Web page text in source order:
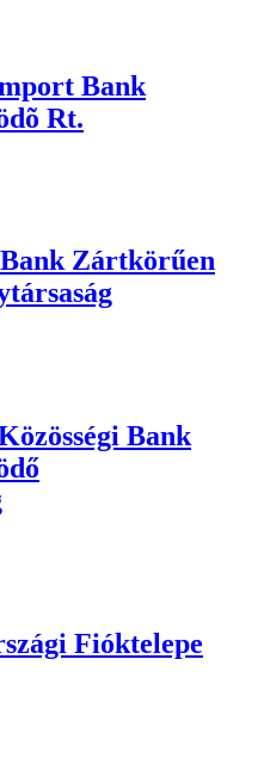
Bank
Rt.
Zártkörűen
Bank
Fióktelepe